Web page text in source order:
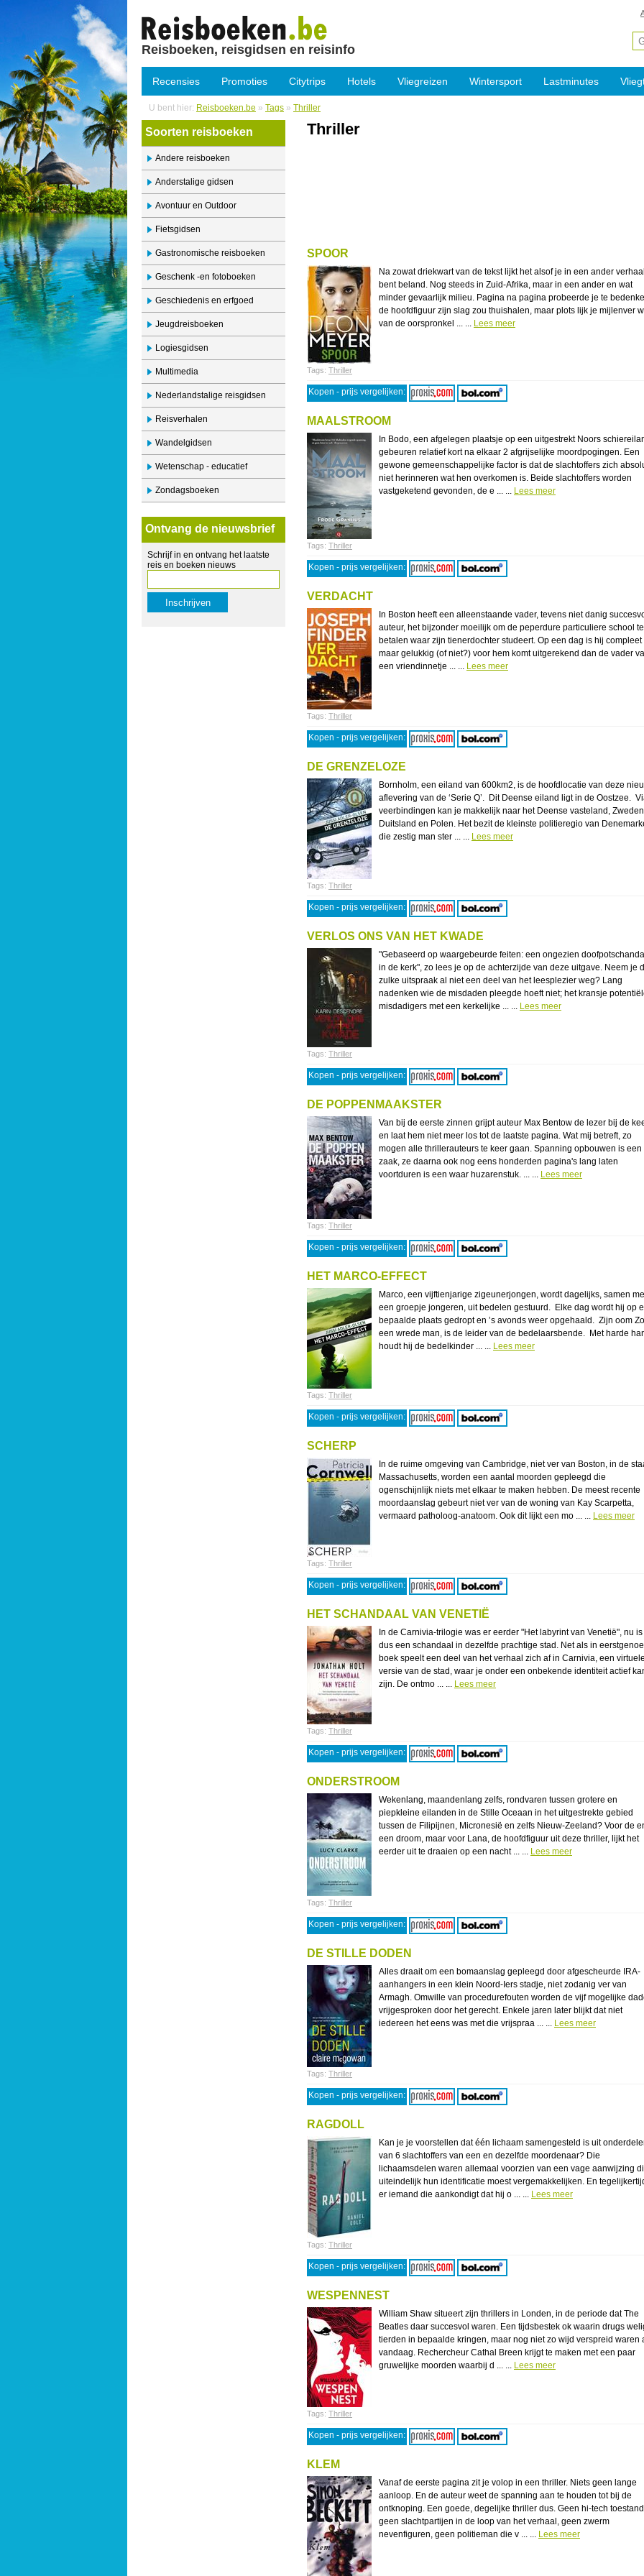
Reisboeken, reisgidsen en reisinfo
Recensies Promoties Citytrips Hotels Vliegreizen Wintersport Lastminutes
U bent hier: Reisboeken.be » Tags » Thriller
Soorten reisboeken
Andere reisboeken
Anderstalige gidsen
Avontuur en Outdoor
Fietsgidsen
Gastronomische reisboeken
Geschenk -en fotoboeken
Geschiedenis en erfgoed
Jeugdreisboeken
Logiesgidsen
Multimedia
Nederlandstalige reisgidsen
Reisverhalen
Wandelgidsen
Wetenschap - educatief
Zondagsboeken
Ontvang de nieuwsbrief
Schrijf in en ontvang het laatste
reis en boeken nieuws
Thriller
SPOOR
Na zowat driekwart van de tekst lijkt het alsof je in een ander verhaal
bent beland. Nog steeds in Zuid-Afrika, maar in een ander en wat
minder gevaarlijk milieu. Pagina na pagina probeerde je te
de hoofdfiguur zijn slag zou thuishalen, maar plots lijk je mijlenver
van de oorspronkel ... ... Lees meer
Tags: Thriller
Kopen - prijs vergelijken:
MAALSTROOM
In Bodo, een afgelegen plaatsje op een uitgestrekt Noors
gebeuren relatief kort na elkaar 2 afgrijselijke moordpogingen. Een
gewone gemeenschappelijke factor is dat de slachtoffers zich
niet herinneren wat hen overkomen is. Beide slachtoffers worden
vastgeketend gevonden, de e ... ... Lees meer
Tags: Thriller
Kopen - prijs vergelijken:
VERDACHT
In Boston heeft een alleenstaande vader, tevens niet danig
auteur, het bijzonder moeilijk om de peperdure particuliere school te
betalen waar zijn tienerdochter studeert. Op een dag is hij compleet
maar gelukkig (of niet?) voor hem komt uitgerekend dan de vader
een vriendinnetje ... ... Lees meer
Tags: Thriller
Kopen - prijs vergelijken:
DE GRENZELOZE
Bornholm, een eiland van 600km2, is de hoofdlocatie van deze
aflevering van de ‘Serie Q’. Dit Deense eiland ligt in de Oostzee.
veerbindingen kan je makkelijk naar het Deense vasteland,
Duitsland en Polen. Het bezit de kleinste politieregio van
die zestig man ster ... ... Lees meer
Tags: Thriller
Kopen - prijs vergelijken:
VERLOS ONS VAN HET KWADE
"Gebaseerd op waargebeurde feiten: een ongezien
in de kerk", zo lees je op de achterzijde van deze uitgave. Neem je
zulke uitspraak al niet een deel van het leesplezier weg? Lang
nadenken wie de misdaden pleegde hoeft niet; het kransje
misdadigers met een kerkelijke ... ... Lees meer
Tags: Thriller
Kopen - prijs vergelijken:
DE POPPENMAAKSTER
Van bij de eerste zinnen grijpt auteur Max Bentow de lezer bij de
en laat hem niet meer los tot de laatste pagina. Wat mij betreft, zo
mogen alle thrillerauteurs te keer gaan. Spanning opbouwen is een
zaak, ze daarna ook nog eens honderden pagina's lang laten
voortduren is een waar huzarenstuk. ... ... Lees meer
Tags: Thriller
Kopen - prijs vergelijken:
HET MARCO-EFFECT
Marco, een vijftienjarige zigeunerjongen, wordt dagelijks, samen
een groepje jongeren, uit bedelen gestuurd. Elke dag wordt hij op
bepaalde plaats gedropt en ’s avonds weer opgehaald. Zijn oom
een wrede man, is de leider van de bedelaarsbende. Met harde
houdt hij de bedelkinder ... ... Lees meer
Tags: Thriller
Kopen - prijs vergelijken:
SCHERP
In de ruime omgeving van Cambridge, niet ver van Boston, in de
Massachusetts, worden een aantal moorden gepleegd die
ogenschijnlijk niets met elkaar te maken hebben. De meest recente
moordaanslag gebeurt niet ver van de woning van Kay Scarpetta,
vermaard patholoog-anatoom. Ook dit lijkt een mo ... ... Lees meer
Tags: Thriller
Kopen - prijs vergelijken:
HET SCHANDAAL VAN VENETIË
In de Carnivia-trilogie was er eerder "Het labyrint van Venetië", nu
dus een schandaal in dezelfde prachtige stad. Net als in
boek speelt een deel van het verhaal zich af in Carnivia, een virtuele
versie van de stad, waar je onder een onbekende identiteit actief
zijn. De ontmo ... ... Lees meer
Tags: Thriller
Kopen - prijs vergelijken:
ONDERSTROOM
Wekenlang, maandenlang zelfs, rondvaren tussen grotere en
piepkleine eilanden in de Stille Oceaan in het uitgestrekte gebied
tussen de Filipijnen, Micronesië en zelfs Nieuw-Zeeland? Voor de
een droom, maar voor Lana, de hoofdfiguur uit deze thriller, lijkt het
eerder uit te draaien op een nacht ... ... Lees meer
Tags: Thriller
Kopen - prijs vergelijken:
DE STILLE DODEN
Alles draait om een bomaanslag gepleegd door afgescheurde IRA-
aanhangers in een klein Noord-Iers stadje, niet zodanig ver van
Armagh. Omwille van procedurefouten worden de vijf mogelijke
vrijgesproken door het gerecht. Enkele jaren later blijkt dat niet
iedereen het eens was met die vrijspraa ... ... Lees meer
Tags: Thriller
Kopen - prijs vergelijken:
RAGDOLL
Kan je je voorstellen dat één lichaam samengesteld is uit
van 6 slachtoffers van een en dezelfde moordenaar? Die
lichaamsdelen waren allemaal voorzien van een vage aanwijzing
uiteindelijk hun identificatie moest vergemakkelijken. En
er iemand die aankondigt dat hij o ... ... Lees meer
Tags: Thriller
Kopen - prijs vergelijken:
WESPENNEST
William Shaw situeert zijn thrillers in Londen, in de periode dat The
Beatles daar succesvol waren. Een tijdsbestek ok waarin drugs
tierden in bepaalde kringen, maar nog niet zo wijd verspreid waren
vandaag. Rechercheur Cathal Breen krijgt te maken met een paar
gruwelijke moorden waarbij d ... ... Lees meer
Tags: Thriller
Kopen - prijs vergelijken:
KLEM
Vanaf de eerste pagina zit je volop in een thriller. Niets geen lange
aanloop. En de auteur weet de spanning aan te houden tot bij de
ontknoping. Een goede, degelijke thriller dus. Geen hi-tech
geen slachtpartijen in de loop van het verhaal, geen zwerm
nevenfiguren, geen politieman die v ... ... Lees meer